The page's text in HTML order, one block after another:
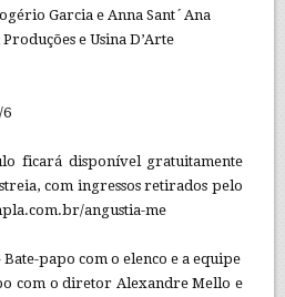
Garcia e Anna Sant´Ana
e Usina D’Arte
6
ficará disponível gratuitamente
com ingressos retirados pelo
angustia-me
Bate-papo com o elenco e a equipe
com o diretor Alexandre Mello e